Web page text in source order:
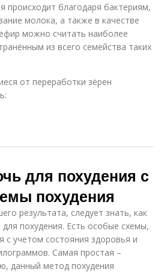
происходит благодаря бактериям,
молока, а также в качестве
можно считать наиболее
из всего семейства таких
от переработки зёрен
для похудения с
похудения
результата, следует знать, как
похудения. Есть особые схемы,
с учетом состояния здоровья и
Самая простая –
данный метод похудения